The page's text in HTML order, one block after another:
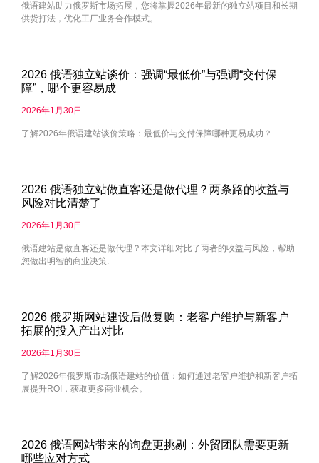
俄语建站助力俄罗斯市场拓展，您将掌握2026年最新的独立站项目和长期
供货打法，优化工厂业务合作模式。
2026 俄语独立站谈价：强调“最低价”与强调“交付保
障”，哪个更容易成
2026年1月30日
了解2026年俄语建站谈价策略：最低价与交付保障哪种更易成功？
2026 俄语独立站做直客还是做代理？两条路的收益与
风险对比清楚了
2026年1月30日
俄语建站是做直客还是做代理？本文详细对比了两者的收益与风险，帮助
您做出明智的商业决策.
2026 俄罗斯网站建设后做复购：老客户维护与新客户
拓展的投入产出对比
2026年1月30日
了解2026年俄罗斯市场俄语建站的价值：如何通过老客户维护和新客户拓
展提升ROI，获取更多商业机会。
2026 俄语网站带来的询盘更挑剔：外贸团队需要更新
哪些应对方式